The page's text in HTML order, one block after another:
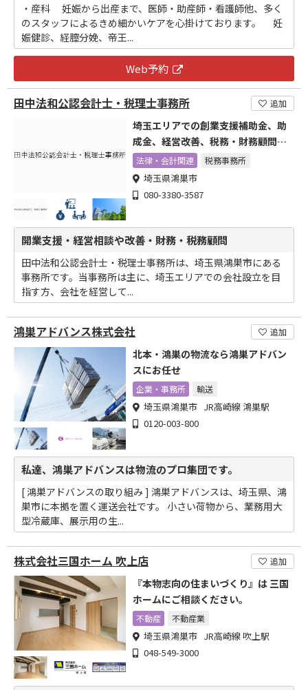
・産科 妊娠から出産まで、医師・助産師・看護師他、多く
のスタッフによるきめ細かいケアを心掛けております。 妊
娠健診、経膣分娩、帝王...
Web予約
田中法和公認会計士・税理士事務所 追加
埼玉エリアでの創業支援補助金、助
成金、経営改善、税務・財務顧問な
ら法律・会計関連 税務事務所
埼玉県鴻巣市
080-3380-3587
開業支援・経営相談や改善・財務・税務顧問
田中法和公認会計士・税理士事務所は、埼玉県鴻巣市にある
事務所です。当事務所は主に、埼玉エリアでの会社設立を目
指す方、会社を経営して...
鴻巣アドバンス株式会社 追加
北本・鴻巣の物流なら鴻巣アドバン
スにお任せ
企業・事務所 輸送
埼玉県鴻巣市 JR高崎線 鴻巣駅
0120-003-800
私達、鴻巣アドバンスは物流のプロ集団です。
[ 鴻巣アドバンスの取り組み ] 鴻巣アドバンスは、埼玉県、鴻
巣市に本拠を置く運送会社です。 小さい荷物から、業務用大
型冷蔵庫、展示用の生...
株式会社三国ホーム 吹上店 追加
『本物志向の住まいづくり』は 三国
ホームにご相談ください。
不動産 不動産業
埼玉県鴻巣市 JR高崎線 吹上駅
048-549-3000